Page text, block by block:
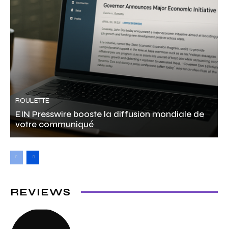
ROULETTE
EIN Presswire booste la diffusion mondiale de
votre communiqué
REVIEWS